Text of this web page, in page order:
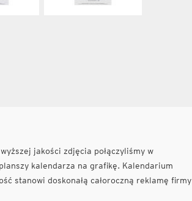
jakości zdjęcia połączyliśmy w
kalendarza na grafikę. Kalendarium
stanowi doskonałą całoroczną reklamę firmy